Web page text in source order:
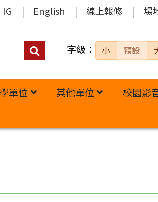
IG English 線上報修 場
搜
字級： 小 預設
單位 其他單位 校園影